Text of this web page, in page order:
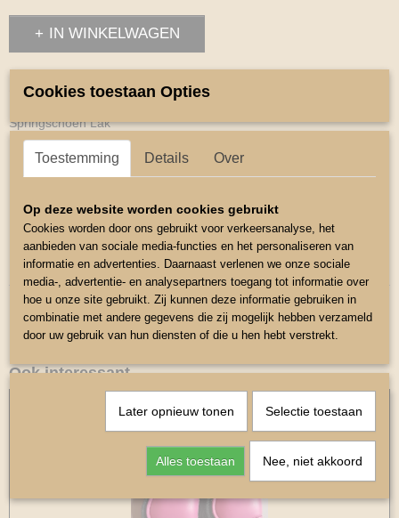
IN WINKELWAGEN
Omschrijving
Springschoen Lak
Deze springschoenen zijn aan de buitenkant van Lak
Met zacht neopreen voering aan de binnenzijde
Kleur Roze
Maat Mini Shetlander
De hoogte is 6cm
Ook interessant
Cookies toestaan Opties
Toestemming Details Over
Op deze website worden cookies gebruikt
Cookies worden door ons gebruikt voor verkeersanalyse, het
aanbieden van sociale media-functies en het personaliseren van
informatie en advertenties. Daarnaast verlenen we onze sociale
media-, advertentie- en analysepartners toegang tot informatie over
hoe u onze site gebruikt. Zij kunnen deze informatie gebruiken in
combinatie met andere gegevens die zij mogelijk hebben verzameld
door uw gebruik van hun diensten of die u hen hebt verstrekt.
Later opnieuw tonen Selectie toestaan
Alles toestaan Nee, niet akkoord